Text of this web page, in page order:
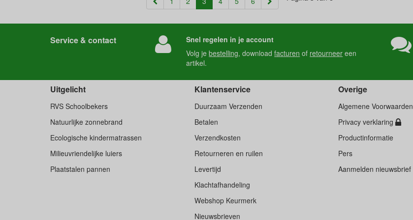
Service & contact
Snel regelen in je account
Volg jebestelling, downloadfacturen of retourneer een
artikel.
Klantenservice
Duurzaam Verzenden
Betalen
Verzendkosten
Retourneren en ruilen
Levertijd
Klachtafhandeling
Webshop Keurmerk
Nieuwsbrieven
Uitgelicht
RVS Schoolbekers
Natuurlijke zonnebrand
Ecologische kindermatrassen
Milieuvriendelijke luiers
Plaatstalen pannen
Overige
Algemene Voorwaarden
Privacy verklaring
Productinformatie
Pers
Aanmelden nieuwsbrief